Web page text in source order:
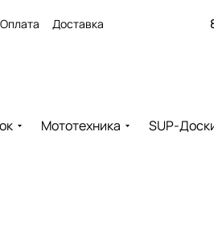
Оплата Доставка
Мототехника SUP-